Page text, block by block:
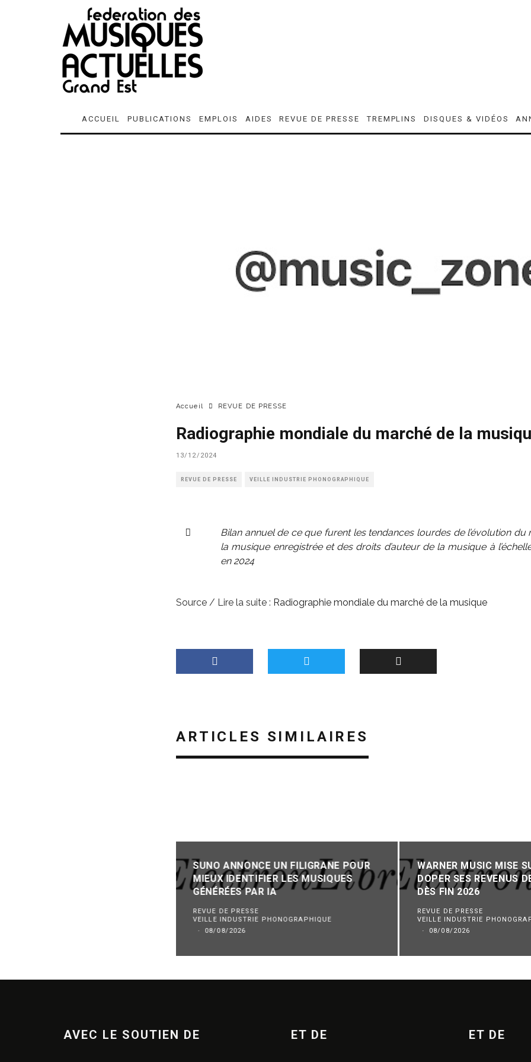
ACCUEIL PUBLICATIONS EMPLOIS AIDES REVUE DE PRESSE TREMPLINS DISQUES & VIDÉOS
Accueil REVUE DE PRESSE
Radiographie mondiale du marché de la
13/12/2024
REVUE DE PRESSE VEILLE INDUSTRIE PHONOGRAPHIQUE
Bilan annuel de ce que furent les tendances lourdes de l’évolution du
la musique enregistrée et des droits d’auteur de la musique à
en 2024
Source / Lire la suite : Radiographie mondiale du marché de la musique
ARTICLES SIMILAIRES
SUNO ANNONCE UN FILIGRANE POUR
MIEUX IDENTIFIER LES MUSIQUES
GÉNÉRÉES PAR IA
REVUE DE PRESSE
VEILLE INDUSTRIE PHONOGRAPHIQUE
·
08/08/2026
WARNER MUSIC MISE
DOPER SES REVENUS
DÈS FIN 2026
REVUE DE PRESSE
VEILLE INDUSTRIE
·
08/08/2026
AVEC LE SOUTIEN DE ET DE ET DE